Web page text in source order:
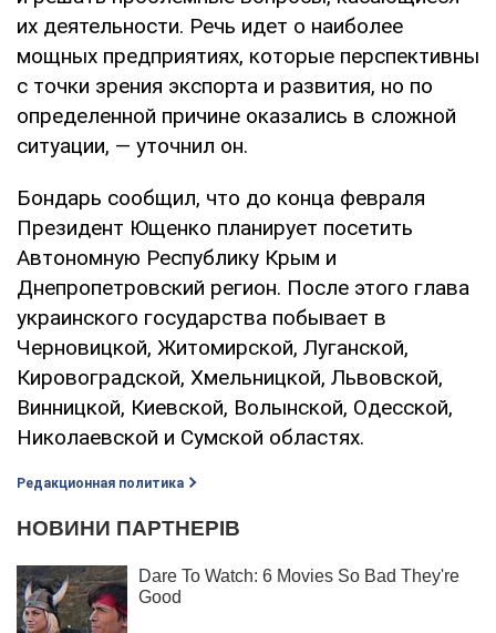
их деятельности. Речь идет о наиболее
мощных предприятиях, которые перспективны
с точки зрения экспорта и развития, но по
определенной причине оказались в сложной
ситуации, — уточнил он.
Бондарь сообщил, что до конца февраля
Президент Ющенко планирует посетить
Автономную Республику Крым и
Днепропетровский регион. После этого глава
украинского государства побывает в
Черновицкой, Житомирской, Луганской,
Кировоградской, Хмельницкой, Львовской,
Винницкой, Киевской, Волынской, Одесской,
Николаевской и Сумской областях.
Редакционная политика